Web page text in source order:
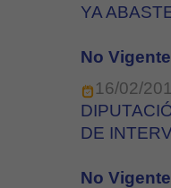
YA
No Vigente
16/02/
DE
No Vigente